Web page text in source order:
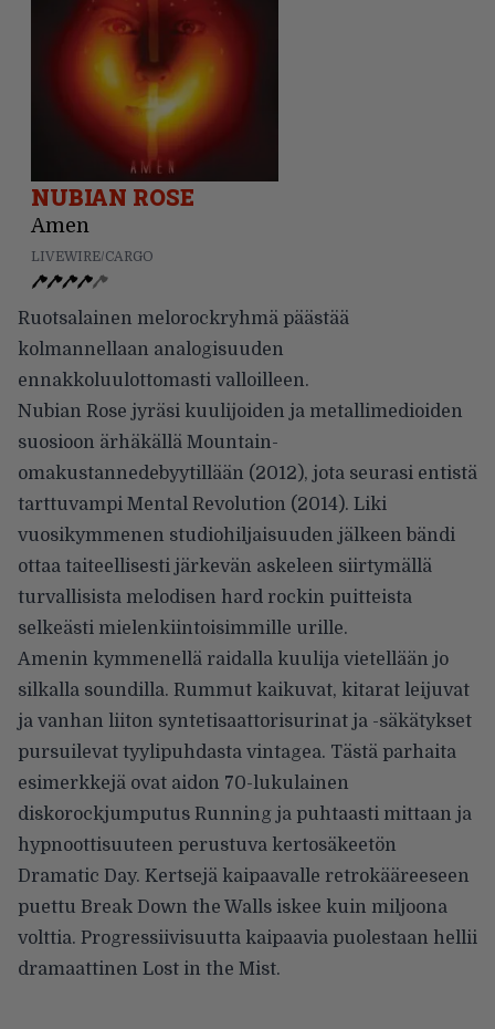
NUBIAN ROSE
Amen
LIVEWIRE/CARGO
Ruotsalainen melorockryhmä päästää
kolmannellaan analogisuuden
ennakkoluulottomasti valloilleen.
Nubian Rose jyräsi kuulijoiden ja metallimedioiden
suosioon ärhäkällä Mountain-
omakustannedebyytillään (2012), jota seurasi entistä
tarttuvampi Mental Revolution (2014). Liki
vuosikymmenen studiohiljaisuuden jälkeen bändi
ottaa taiteellisesti järkevän askeleen siirtymällä
turvallisista melodisen hard rockin puitteista
selkeästi mielenkiintoisimmille urille.
Amenin kymmenellä raidalla kuulija vietellään jo
silkalla soundilla. Rummut kaikuvat, kitarat leijuvat
ja vanhan liiton syntetisaattorisurinat ja -säkätykset
pursuilevat tyylipuhdasta vintagea. Tästä parhaita
esimerkkejä ovat aidon 70-lukulainen
diskorockjumputus Running ja puhtaasti mittaan ja
hypnoottisuuteen perustuva kertosäkeetön
Dramatic Day. Kertsejä kaipaavalle retrokääreeseen
puettu Break Down the Walls iskee kuin miljoona
volttia. Progressiivisuutta kaipaavia puolestaan hellii
dramaattinen Lost in the Mist.